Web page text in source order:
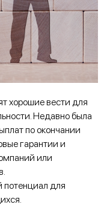
хорошие вести для
Недавно была
по окончании
гарантии и
или
потенциал для